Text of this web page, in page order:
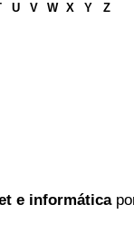
U V W X Y Z
e informática